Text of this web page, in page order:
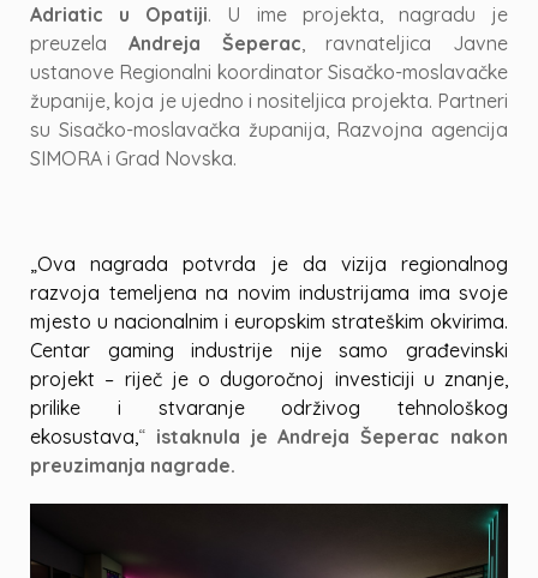
Adriatic u Opatiji. U ime projekta, nagradu je
preuzela Andreja Šeperac , ravnateljica Javne
ustanove Regionalni koordinator Sisačko-moslavačke
županije, koja je ujedno i nositeljica projekta. Partneri
su Sisačko-moslavačka županija, Razvojna agencija
SIMORA i Grad Novska.
„Ova nagrada potvrda je da vizija regionalnog
razvoja temeljena na novim industrijama ima svoje
mjesto u nacionalnim i europskim strateškim okvirima.
Centar gaming industrije nije samo građevinski
projekt – riječ je o dugoročnoj investiciji u znanje,
prilike i stvaranje održivog tehnološkog
ekosustava, “ istaknula je Andreja Šeperac nakon
preuzimanja nagrade.